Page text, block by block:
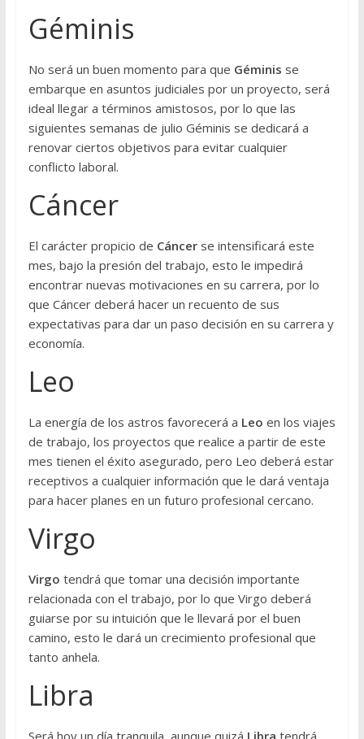
Géminis
No será un buen momento para que Géminis se
embarque en asuntos judiciales por un proyecto, será
ideal llegar a términos amistosos, por lo que las
siguientes semanas de julio Géminis se dedicará a
renovar ciertos objetivos para evitar cualquier
conflicto laboral.
Cáncer
El carácter propicio de Cáncerse intensificará este
mes, bajo la presión del trabajo, esto le impedirá
encontrar nuevas motivaciones en su carrera, por lo
que Cáncer deberá hacer un recuento de sus
expectativas para dar un paso decisión en su carrera y
economía.
Leo
La energía de los astros favorecerá a Leo en los viajes
de trabajo, los proyectos que realice a partir de este
mes tienen el éxito asegurado, pero Leo deberá estar
receptivos a cualquier información que le dará ventaja
para hacer planes en un futuro profesional cercano.
Virgo
Virgo tendrá que tomar una decisión importante
relacionada con el trabajo, por lo que Virgo deberá
guiarse por su intuición que le llevará por el buen
camino, esto le dará un crecimiento profesional que
tanto anhela.
Libra